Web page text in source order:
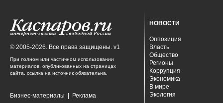
© 2005-2026. Все права защищены. v1
При полном или частичном использовании
материалов, опубликованных на страницах
сайта, ссылка на источник обязательна.
Бизнес-материалы Реклама
НОВОСТИ
Оппозиция
Власть
Общество
Регионы
Коррупция
Экономика
В мире
Экология